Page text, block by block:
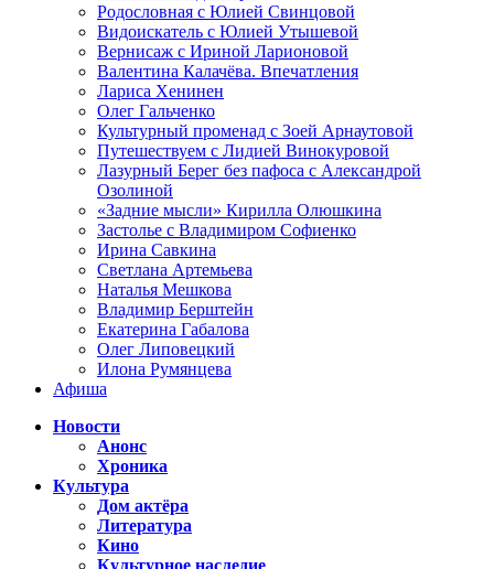
Родословная с Юлией Свинцовой
Видоискатель с Юлией Утышевой
Вернисаж с Ириной Ларионовой
Валентина Калачёва. Впечатления
Лариса Хенинен
Олег Гальченко
Культурный променад с Зоей Арнаутовой
Путешествуем с Лидией Винокуровой
Лазурный Берег без пафоса с Александрой
Озолиной
«Задние мысли» Кирилла Олюшкина
Застолье с Владимиром Софиенко
Ирина Савкина
Светлана Артемьева
Наталья Мешкова
Владимир Берштейн
Екатерина Габалова
Олег Липовецкий
Илона Румянцева
Афиша
Новости
Анонс
Хроника
Культура
Дом актёра
Литература
Кино